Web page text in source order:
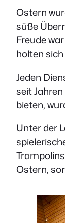
Ostern
süße
Freude
holten
Jeden
seit
bieten,
Unter der
Ostern,